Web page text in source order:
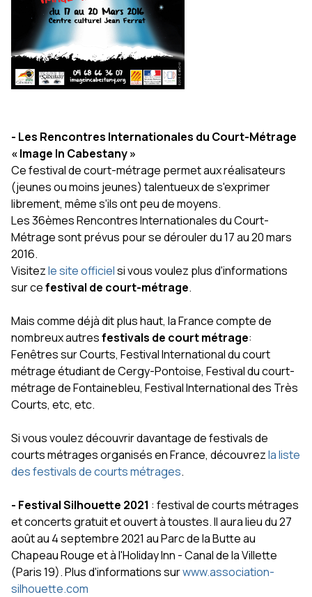
- Les Rencontres Internationales du Court-Métrage
« Image In Cabestany »
Ce festival de court-métrage permet aux réalisateurs
(jeunes ou moins jeunes) talentueux de s'exprimer
librement, même s'ils ont peu de moyens.
Les 36èmes Rencontres Internationales du Court-
Métrage sont prévus pour se dérouler du 17 au 20 mars
2016.
Visitezle site officielsi vous voulez plus d'informations
sur cefestival de court-métrage.
Mais comme déjà dit plus haut, la France compte de
nombreux autresfestivals de court métrage:
Fenêtres sur Courts, Festival International du court
métrage étudiant de Cergy-Pontoise, Festival du court-
métrage de Fontainebleu, Festival International des Très
Courts, etc, etc.
Si vous voulez découvrir davantage de festivals de
courts métrages organisés en France, découvrezla liste
des festivals de courts métrages.
- Festival Silhouette 2021 : festival de courts métrages
et concerts gratuit et ouvert à toustes. Il aura lieu du 27
août au 4 septembre 2021 au Parc de la Butte au
Chapeau Rouge et à l'Holiday Inn - Canal de la Villette
(Paris 19). Plus d'informations surwww.association-
silhouette.com